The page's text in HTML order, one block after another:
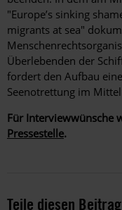
"Europe’s sinking
migrants at sea"
Überlebenden der
fordert den Aufbau
Seenotrettung im
Für Interviewwünsche
Pressestelle.
Teile diesen Beitrag